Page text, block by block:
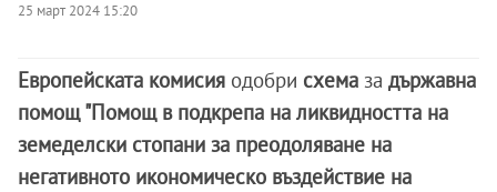
25 март 2024 15:20
Европейската комисия одобри схема за държавна
помощ "Помощ в подкрепа на ликвидността на
земеделски стопани за преодоляване на
негативното икономическо въздействие на